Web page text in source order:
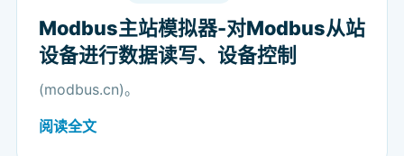
Modbus主站模拟器-对Modbus从站
设备进行数据读写、设备控制
(modbus.cn)。
阅读全文